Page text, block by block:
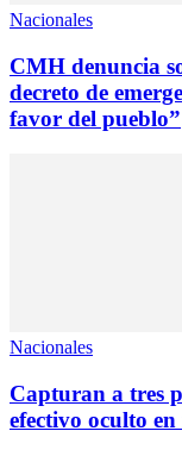
Nacionales
CMH denuncia
decreto de
favor del pueblo”
Nacionales
Capturan a tres
efectivo oculto